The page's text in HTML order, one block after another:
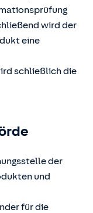
wird der
eine
schließlich die
der
und
für die